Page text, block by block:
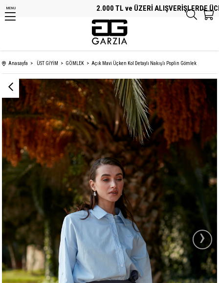
2.000 TL ve ÜZERİ ALIŞVERİŞLERDE
MENU
Anasayfa ÜST GİYİM GÖMLEK Açık Mavi Üçken Kol Detaylı Nakışlı Poplin Gömlek
›